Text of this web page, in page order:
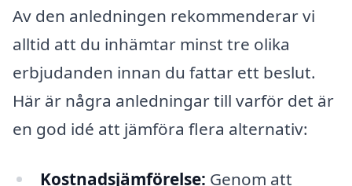
Av den anledningen rekommenderar vi
alltid att du inhämtar minst tre olika
erbjudanden innan du fattar ett beslut.
Här är några anledningar till varför det är
en god idé att jämföra flera alternativ:
Kostnadsjämförelse: Genom att